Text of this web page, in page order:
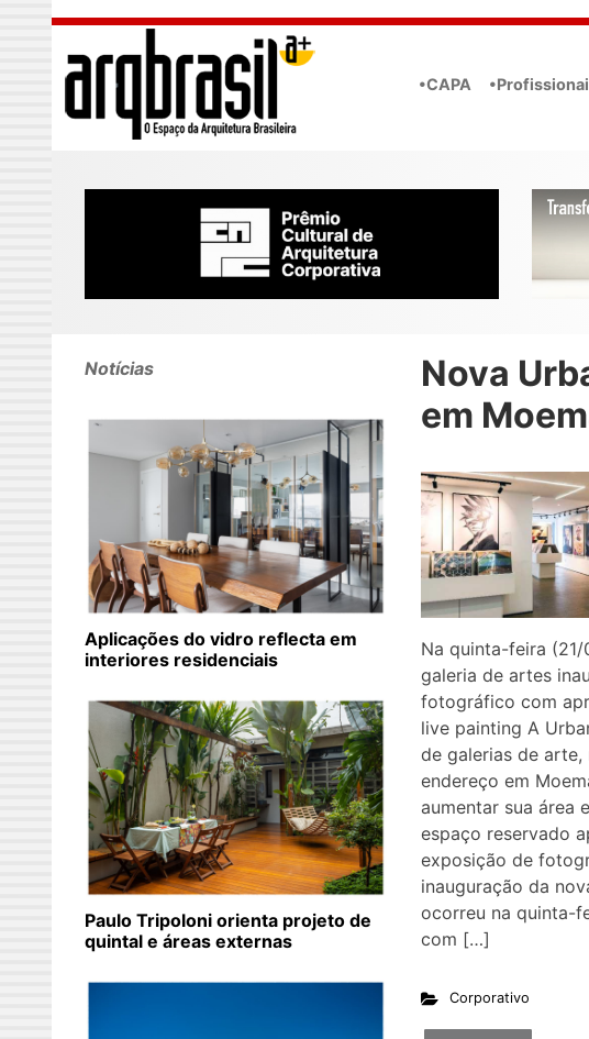
Skip to main content
•CAPA
Nova
em
Na quinta-feira
galeria de artes
fotográfico com
live painting A
de galerias de arte,
endereço em
aumentar sua área
espaço reservado
exposição de
inauguração da
ocorreu na quinta-
com […]
Corporativo
Notícias
Aplicações do vidro reflecta em
interiores residenciais
Paulo Tripoloni orienta projeto de
quintal e áreas externas